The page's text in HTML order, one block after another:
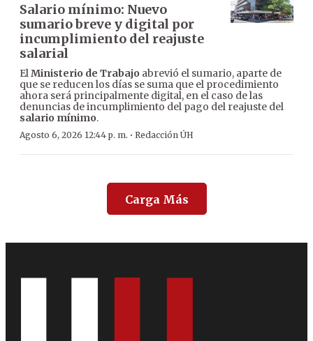
Salario mínimo: Nuevo
sumario breve y digital por
incumplimiento del reajuste
salarial
ElMinisterio de Trabajo abrevió el sumario, aparte de
que se reducen los días se suma que el procedimiento
ahora será principalmente digital, en el caso de las
denuncias de incumplimiento del pago del reajuste del
salario mínimo.
Agosto 6, 2026 12:44 p. m. · Redacción ÚH
Carga Más